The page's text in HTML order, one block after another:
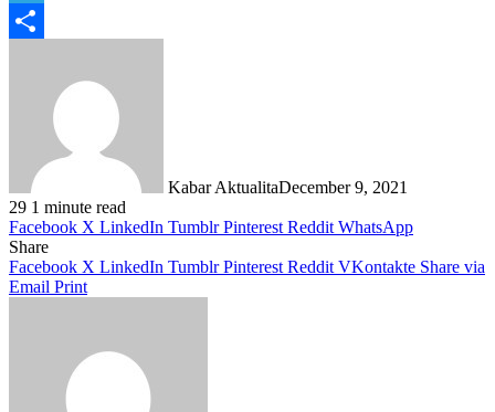
Telegram
Kabar AktualitaDecember 9, 2021
29 1 minute read
Facebook X LinkedIn Tumblr Pinterest Reddit WhatsApp
Share
Facebook X LinkedIn Tumblr Pinterest Reddit VKontakte Share via
Email Print